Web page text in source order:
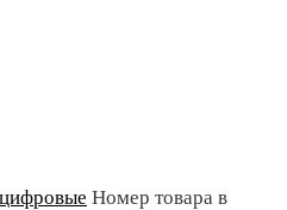
Номер товара в